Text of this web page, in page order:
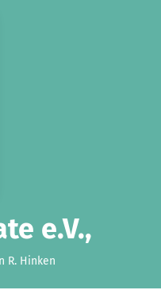
e.V.,
R. Hinken